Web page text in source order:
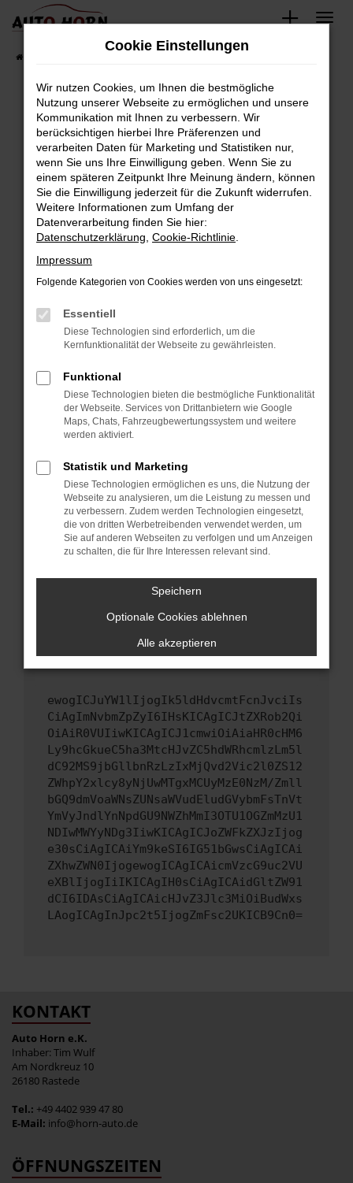
Zum
springen
Fahrzeugbestand
Fehler: Network Error
Beim Laden ist ein Fehler aufgetreten.
Hier sind ein paar Tipps, die dir helfen können:
Überprüfe deine Firewall und deine
Internetverbindung.
Laden andere Webseiten, zum Beispiel deine
Suchmaschine?
Prüfe deine Browsererweiterungen.
können das Laden bestimmter Seiten
verhindern. Funktioniert die Seite in einem
anderen Browser oder in einem privaten
Starte dein Gerät neu.
Das kann manchmal helfen, vorübergehende
Probleme zu beheben.
Betriebssystem auf dem neuesten Stand
sind.
Veraltete Software birgt nicht nur ein
Sicherheitsrisiko, sondern kann auch dazu
führen, dass bestimmte Funktionen nicht mehr
unterstützt werden.
Wende dich an den Webseitenbetreiber.
Wenn du alle oben genannten Schritte versucht
hast, kontaktiere uns bitte. Wir werden
versuchen, das Problem zu beheben. Du kannst
uns diesen Text schicken, um uns bei der
ewogICJuYW1lIjogIk5ldHdvcmtFcnJvciIs
CiAgImNvbmZpZyI6IHsKICAgICJtZXRob2Qi
OiAiR0VUIiwKICAgICJ1cmwiOiAiaHR0cHM6
Ly9hcGkueC5ha3MtcHJvZC5hdWRhcmlzLm5l
dC92MS9jbGllbnRzLzIxMjQvd2Vic2l0ZS12
ZWhpY2xlcy8yNjUwMTgxMCUyMzE0NzM/Zmll
bGQ9dmVoaWNsZUNsaWVudEludGVybmFsTnVt
YmVyJndlYnNpdGU9NWZhMmI3OTU1OGZmMzU1
NDIwMWYyNDg3IiwKICAgICJoZWFkZXJzIjog
e30sCiAgICAiYm9keSI6IG51bGwsCiAgICAi
ZXhwZWN0IjogewogICAgICAicmVzcG9uc2VU
eXBlIjogIiIKICAgIH0sCiAgICAidGltZW91
dCI6IDAsCiAgICAicHJvZ3Jlc3MiOiBudWxs
LAogICAgInJpc2t5IjogZmFsc2UKICB9Cn0=
KONTAKT
Auto Horn e.K.
Inhaber: Tim Wulf
Am Nordkreuz 10
26180 Rastede
Tel.: +49 4402 939 47 80
E-Mail: info@horn-auto.de
ÖFFNUNGSZEITEN
Cookie Einstellungen
Wir nutzen Cookies, um Ihnen die bestmögliche
Nutzung unserer Webseite zu ermöglichen und unsere
Kommunikation mit Ihnen zu verbessern. Wir
berücksichtigen hierbei Ihre Präferenzen und
verarbeiten Daten für Marketing und Statistiken nur,
wenn Sie uns Ihre Einwilligung geben. Wenn Sie zu
einem späteren Zeitpunkt Ihre Meinung ändern, können
Sie die Einwilligung jederzeit für die Zukunft widerrufen.
Weitere Informationen zum Umfang der
Datenverarbeitung finden Sie hier:
Datenschutzerklärung Cookie-Richtlinie
Impressum
Folgende Kategorien von Cookies werden von uns eingesetzt:
Essentiell
Diese Technologien sind erforderlich, um die
Kernfunktionalität der Webseite zu gewährleisten.
Funktional
Diese Technologien bieten die bestmögliche Funktionalität
der Webseite. Services von Drittanbietern wie Google
Maps, Chats, Fahrzeugbewertungssystem und weitere
werden aktiviert.
Statistik und Marketing
Diese Technologien ermöglichen es uns, die Nutzung der
Webseite zu analysieren, um die Leistung zu messen und
zu verbessern. Zudem werden Technologien eingesetzt,
die von dritten Werbetreibenden verwendet werden, um
Sie auf anderen Webseiten zu verfolgen und um Anzeigen
zu schalten, die für Ihre Interessen relevant sind.
Speichern
Optionale Cookies ablehnen
Alle akzeptieren